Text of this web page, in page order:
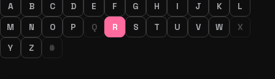
A B C D E F G H I J K
L
M
N O P Q R S T U V W
X
Y
Z #